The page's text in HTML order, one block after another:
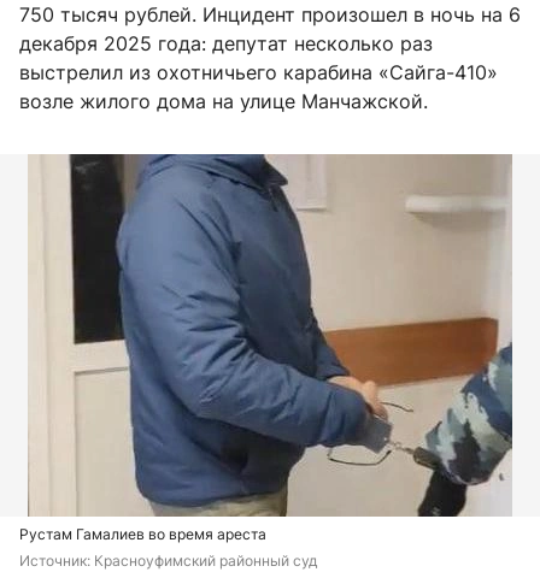
750 тысяч рублей. Инцидент произошел в ночь на 6
декабря 2025 года: депутат несколько раз
выстрелил из охотничьего карабина «Сайга-410»
возле жилого дома на улице Манчажской.
Рустам Гамалиев во время ареста
Источник: Красноуфимский районный суд